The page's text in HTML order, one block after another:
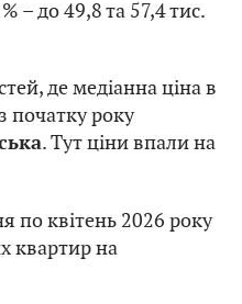
– до 49,8 та 57,4 тис.
де медіанна ціна в
початку року
. Тут ціни впали на
по квітень 2026 року
квартир на